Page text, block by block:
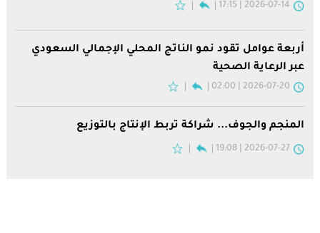
2026-07-14 | 17:15
أربعة عوامل تقود نمو الناتج المحلي الإجمالي السعودي
عبر الرعاية الصحية
2026-07-20 | 02:00
المنجم والجوف... شراكة تربط الإنتاج بالتوزيع
2026-07-27 | 19:08